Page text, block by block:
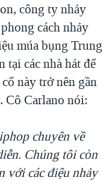
công ty nhảy
cách nhảy
múa bụng Trung
các nhà hát để
này trở nên gần
Cô Carlano nói:
chuyên về
Chúng tôi còn
với các điệu nhảy